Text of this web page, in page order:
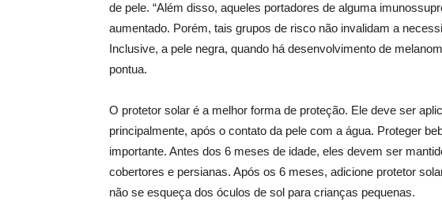
de pele. “Além disso, aqueles portadores de alguma
aumentado. Porém, tais grupos de risco não invalidam a
Inclusive, a pele negra, quando há desenvolvimento de
pontua.
O protetor solar é a melhor forma de proteção. Ele deve ser
principalmente, após o contato da pele com a água. Proteger
importante. Antes dos 6 meses de idade, eles devem ser
cobertores e persianas. Após os 6 meses, adicione protetor
não se esqueça dos óculos de sol para crianças pequenas.